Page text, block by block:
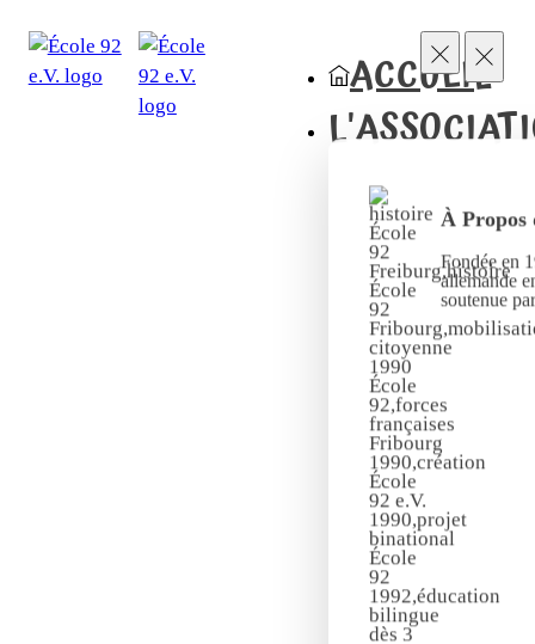
ACCUEIL
À Propos
Fondée en
allemande
soutenue